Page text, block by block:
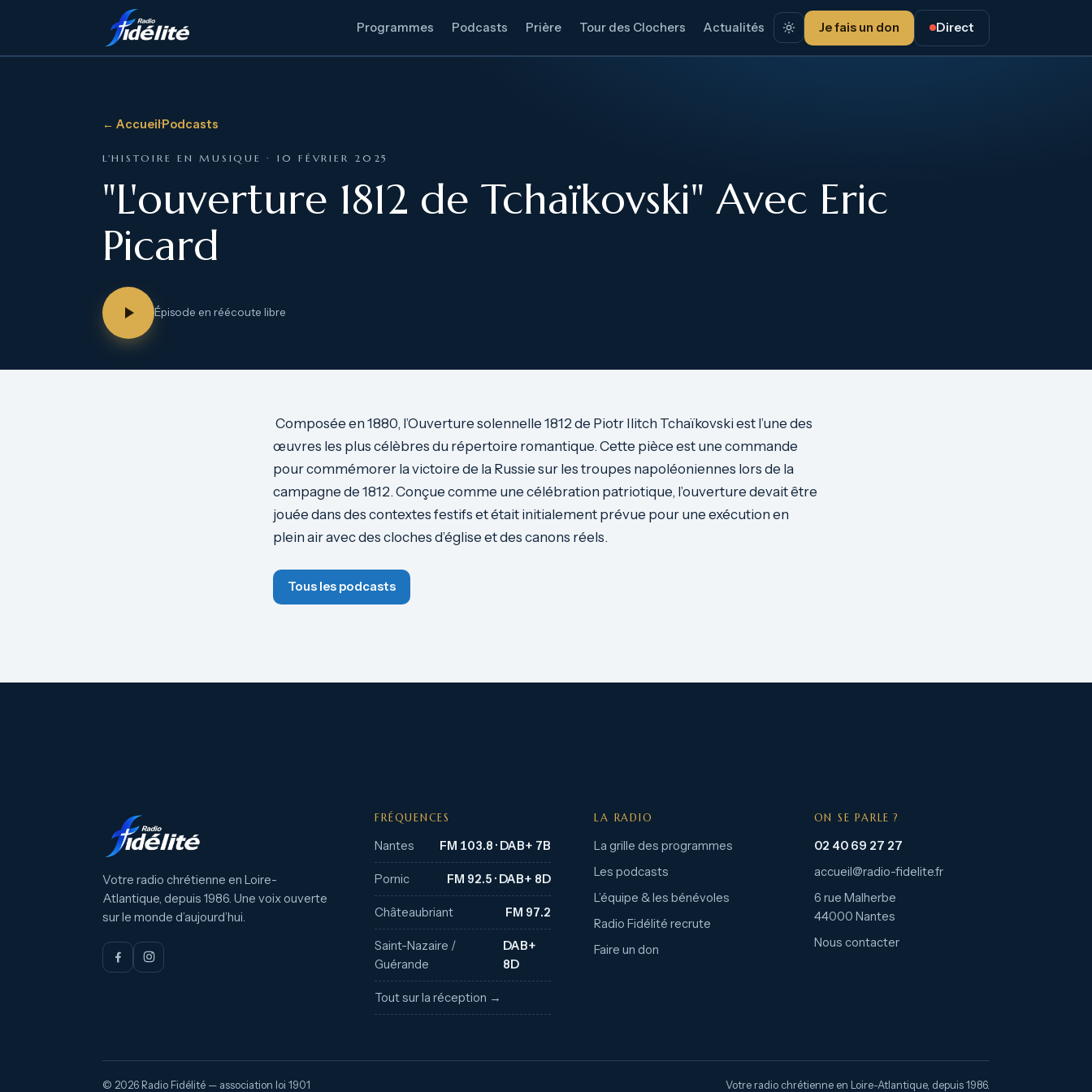
Programmes Podcasts Prière Tour des Clochers Actualités Je fais un don Direct
← Accueil·Podcasts
L'HISTOIRE EN MUSIQUE · 10 FÉVRIER 2025
"L'ouverture 1812 de Tchaïkovski" Avec Eric
Picard
Épisode en réécoute libre
Composée en 1880, l’Ouverture solennelle 1812 de Piotr Ilitch Tchaïkovski est l’une des
œuvres les plus célèbres du répertoire romantique. Cette pièce est une commande
pour commémorer la victoire de la Russie sur les troupes napoléoniennes lors de la
campagne de 1812. Conçue comme une célébration patriotique, l’ouverture devait être
jouée dans des contextes festifs et était initialement prévue pour une exécution en
plein air avec des cloches d’église et des canons réels.
Tous les podcasts
Votre radio chrétienne en Loire-
Atlantique, depuis 1986. Une voix ouverte
sur le monde d’aujourd’hui.
FRÉQUENCES
Nantes FM 103.8 · DAB+ 7B
Pornic FM 92.5 · DAB+ 8D
Châteaubriant FM 97.2
Saint-Nazaire /
Guérande
DAB+
8D
Tout sur la réception →
LA RADIO
La grille des programmes
Les podcasts
L’équipe & les bénévoles
Radio Fidélité recrute
Faire un don
ON SE PARLE ?
02 40 69 27 27
accueil@radio-fidelite.fr
6 rue Malherbe
44000 Nantes
Nous contacter
© 2026 Radio Fidélité — association loi 1901 Votre radio chrétienne en Loire-Atlantique, depuis 1986.